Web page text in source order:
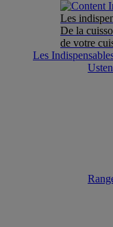
Les
De la
de votre
Les